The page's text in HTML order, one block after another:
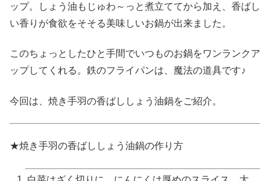
ップ。しょう油もじゅわ～っと煮立ててから加え、香ばし
い香りが食欲をそそる美味しいお鍋が出来ました。
このちょっとしたひと手間でいつものお鍋をワンランクア
ップしてくれる。鉄のフライパンは、魔法の道具です♪
今回は、焼き手羽の香ばししょう油鍋をご紹介。
★焼き手羽の香ばししょう油鍋の作り方